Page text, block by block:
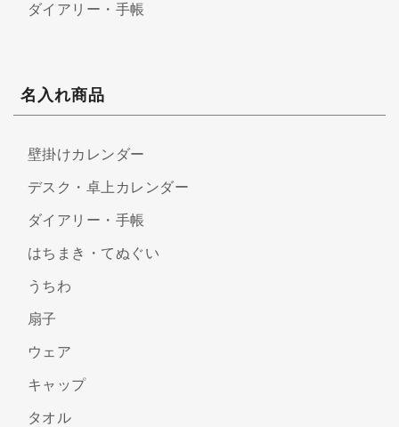
ダイアリー・手帳
名入れ商品
壁掛けカレンダー
デスク・卓上カレンダー
ダイアリー・手帳
はちまき・てぬぐい
うちわ
扇子
ウェア
キャップ
タオル